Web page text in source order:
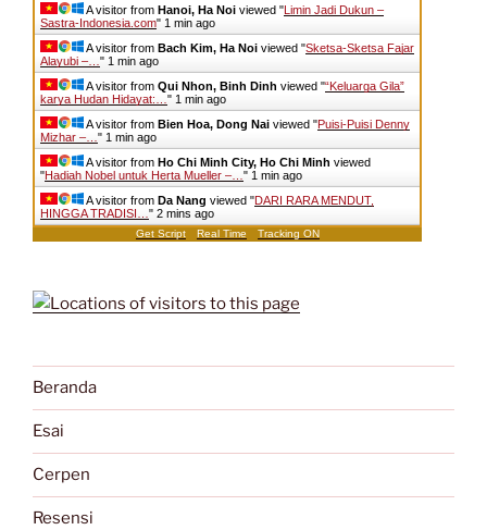
A visitor from Hanoi, Ha Noi viewed "Limin Jadi Dukun –
Sastra-Indonesia.com" 1 min ago
A visitor from Bach Kim, Ha Noi viewed "Sketsa-Sketsa Fajar
Alayubi –… " 1 min ago
A visitor from Qui Nhon, Binh Dinh viewed "“Keluarga Gila”
karya Hudan Hidayat:… " 1 min ago
A visitor from Bien Hoa, Dong Nai viewed "Puisi-Puisi Denny
Mizhar –… " 1 min ago
A visitor from Ho Chi Minh City, Ho Chi Minh viewed
"Hadiah Nobel untuk Herta Mueller –… " 1 min ago
A visitor from Da Nang viewed "DARI RARA MENDUT,
HINGGA TRADISI… " 2 mins ago
Get Script Real Time Tracking ON
Beranda
Esai
Cerpen
Resensi